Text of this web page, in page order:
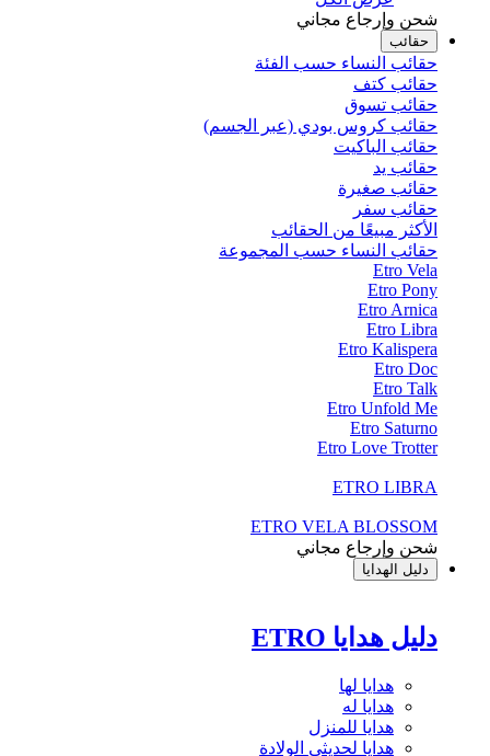
شحن وإرجاع مجاني
حقائب
حقائب النساء حسب الفئة
حقائب كتف
حقائب تسوق
حقائب كروس بودي (عبر الجسم)
حقائب الباكيت
حقائب يد
حقائب صغيرة
حقائب سفر
الأكثر مبيعًا من الحقائب
حقائب النساء حسب المجموعة
Etro Vela
Etro Pony
Etro Arnica
Etro Libra
Etro Kalispera
Etro Doc
Etro Talk
Etro Unfold Me
Etro Saturno
Etro Love Trotter
ETRO LIBRA
ETRO VELA BLOSSOM
شحن وإرجاع مجاني
دليل الهدايا
دليل هدايا ETRO
هدايا لها
هدايا له
هدايا للمنزل
هدايا لحديثي الولادة